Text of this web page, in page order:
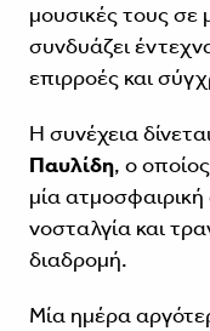
μουσικές τους σε
συνδυάζει
επιρροές και
Η συνέχεια
Παυλίδη, ο
μία
νοσταλγία και
διαδρομή.
Μία ημέρα